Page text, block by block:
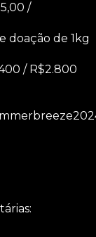
/
doação de 1kg
/ R$2.800